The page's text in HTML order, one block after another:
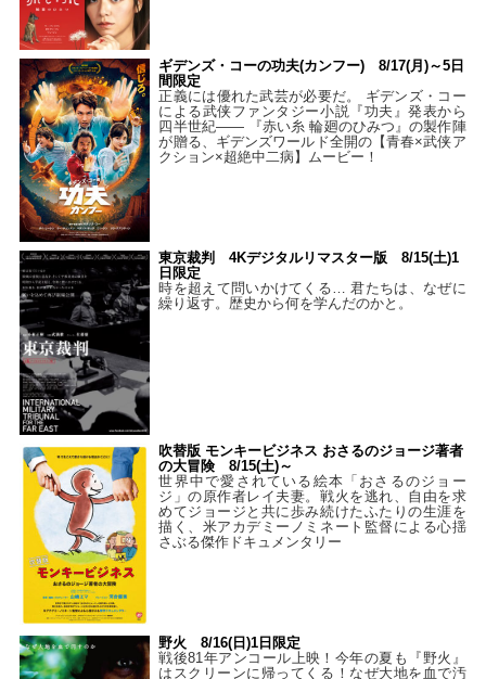
ギデンズ・コーの功夫(カンフー) 8/17(月)～5日
間限定
正義には優れた武芸が必要だ。 ギデンズ・コー
による武侠ファンタジー小説『功夫』発表から
四半世紀―― 『赤い糸 輪廻のひみつ』の製作陣
が贈る、ギデンズワールド全開の【青春×武侠ア
クション×超絶中二病】ムービー！
東京裁判 4Kデジタルリマスター版 8/15(土)1
日限定
時を超えて問いかけてくる… 君たちは、なぜに
繰り返す。歴史から何を学んだのかと。
吹替版 モンキービジネス おさるのジョージ著者
の大冒険 8/15(土)～
世界中で愛されている絵本「おさるのジョー
ジ」の原作者レイ夫妻。戦火を逃れ、自由を求
めてジョージと共に歩み続けたふたりの生涯を
描く、米アカデミーノミネート監督による心揺
さぶる傑作ドキュメンタリー
野火 8/16(日)1日限定
戦後81年アンコール上映！今年の夏も『野火』
はスクリーンに帰ってくる！なぜ大地を血で汚